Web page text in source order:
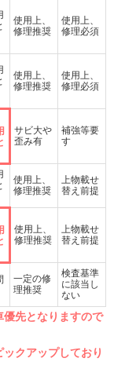
使用上、
修理推奨
使用上、
修理必須
使用上、
修理推奨
使用上、
修理必須
サビ大や
歪み有
補強等要
す
使用上、
修理推奨
上物載せ
替え前提
使用上、
修理推奨
上物載せ
替え前提
一定の修
理推奨
検査基準
に該当し
ない
先となりますので
クアップしており